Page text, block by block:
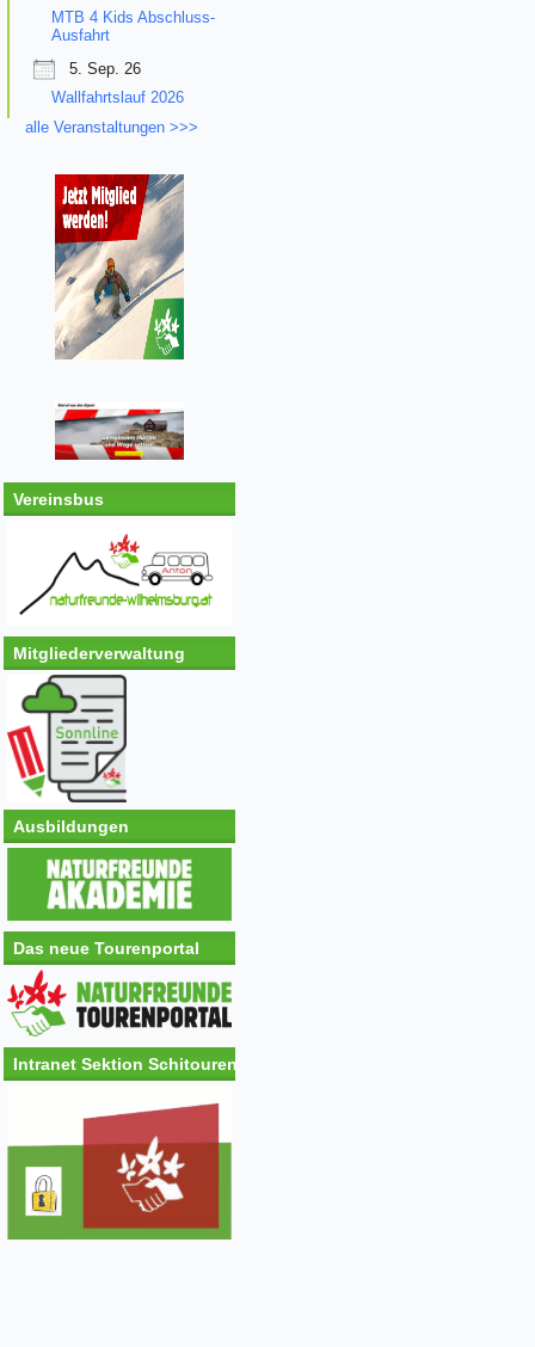
MTB 4 Kids Abschluss-
Ausfahrt
5. Sep. 26
Wallfahrtslauf 2026
alle Veranstaltungen >>>
Vereinsbus
Mitgliederverwaltung
Ausbildungen
Das neue Tourenportal
Intranet Sektion Schitouren